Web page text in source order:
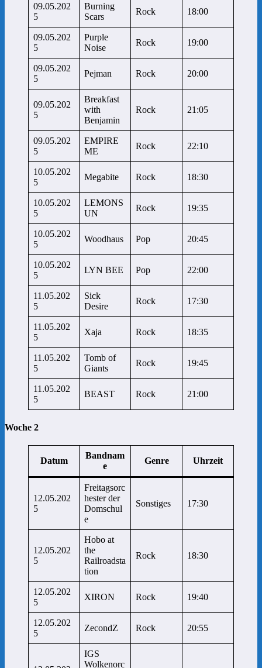
09.05.202
5
Burning
Scars
Rock 18:00
09.05.202
5
Purple
Noise
Rock 19:00
09.05.202
5
Pejman Rock 20:00
09.05.202
5
Breakfast
with
Benjamin
Rock 21:05
09.05.202
5
EMPIRE
ME
Rock 22:10
10.05.202
5
Megabite Rock 18:30
10.05.202
5
LEMONS
UN
Rock 19:35
10.05.202
5
Woodhaus Pop 20:45
10.05.202
5
LYN BEE Pop 22:00
11.05.202
5
Sick
Desire
Rock 17:30
11.05.202
5
Xaja Rock 18:35
11.05.202
5
Tomb of
Giants
Rock 19:45
11.05.202
5
BEAST Rock 21:00
Woche 2
Datum
Bandnam
e
Genre Uhrzeit
12.05.202
5
Freitagsorc
hester der
Domschul
e
Sonstiges 17:30
12.05.202
5
Hobo at
the
Railroadsta
tion
Rock 18:30
12.05.202
5
XIRON Rock 19:40
12.05.202
5
ZecondZ Rock 20:55
IGS
Wolkenorc